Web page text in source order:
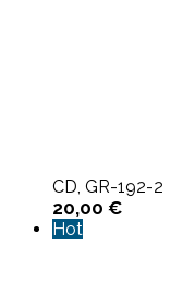
CD, GR-192-2
20,00 €
Hot